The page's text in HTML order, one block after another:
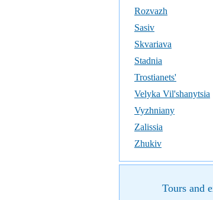
Rozvazh
Sasiv
Skvariava
Stadnia
Trostianets'
Velyka Vil'shanytsia
Vyzhniany
Zalissia
Zhukiv
Tours and